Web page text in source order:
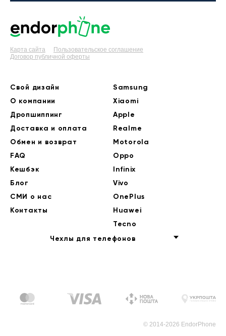
Карта сайта
Пользовательское соглашение
Договор публичной оферты
Свой дизайн
О компании
Дропшиппинг
Доставка и оплата
Обмен и возврат
FAQ
Кешбэк
Блог
СМИ о нас
Контакты
Samsung
Xiaomi
Apple
Realme
Motorola
Oppo
Infinix
Vivo
OnePlus
Huawei
Tecno
Чехлы для телефонов
© 2014-2026 EndorPhone